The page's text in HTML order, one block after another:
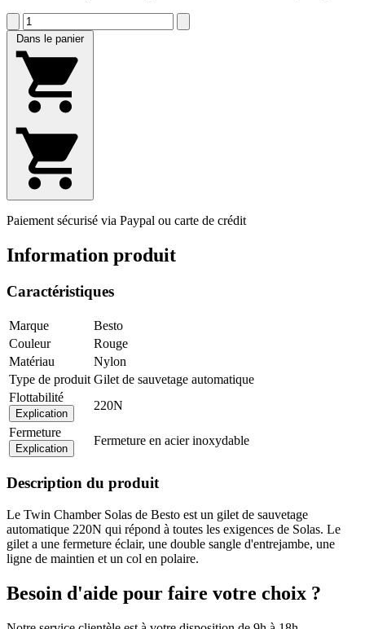
Dans le panier
Paiement sécurisé via Paypal ou carte de crédit
Information produit
Caractéristiques
Marque
Besto
Couleur
Rouge
Matériau
Nylon
Type de produit Gilet de sauvetage automatique
Flottabilité
Explication
220N
Fermeture
Explication
Fermeture en acier inoxydable
Description du produit
Le Twin Chamber Solas de Besto est un gilet de sauvetage
automatique 220N qui répond à toutes les exigences de Solas. Le
gilet a une fermeture éclair, une double sangle d'entrejambe, une
ligne de maintien et un col en polaire.
Besoin d'aide pour faire votre choix ?